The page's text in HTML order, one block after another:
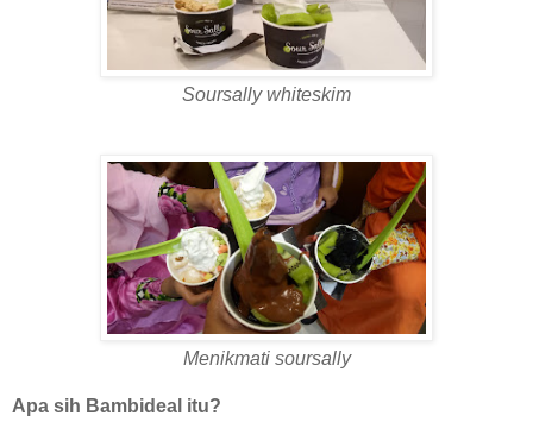
Soursally whiteskim
Menikmati soursally
Apa sih Bambideal itu?